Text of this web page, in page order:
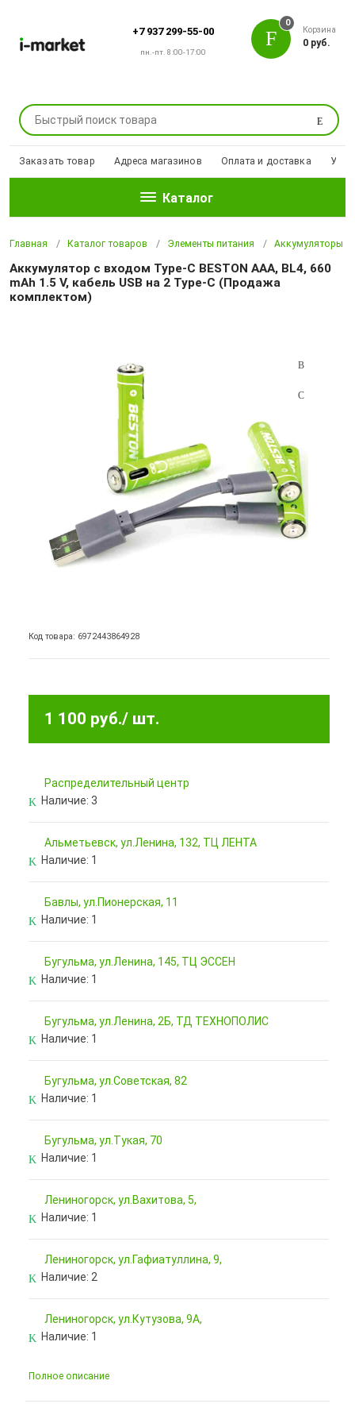
+7 937 299-55-00
пн.-пт. 8:00-17:00
Поиск
0
Корзина
0 руб.
Заказать товар Адреса магазинов Оплата и доставка
Каталог
Главная Каталог товаров Элементы питания Аккумуляторы
Аккумулятор с входом Type-C BESTON AAA, BL4, 660
mAh 1.5 V, кабель USB на 2 Type-C (Продажа
комплектом)
Код товара: 6972443864928
1 100 руб./ шт.
Pаспределительный центр
Наличие: 3
Альметьевск, ул.Ленина, 132, ТЦ ЛЕНТА
Наличие: 1
Бавлы, ул.Пионерская, 11
Наличие: 1
Бугульма, ул.Ленина, 145, ТЦ ЭССЕН
Наличие: 1
Бугульма, ул.Ленина, 2Б, ТД ТЕХНОПОЛИС
Наличие: 1
Бугульма, ул.Советская, 82
Наличие: 1
Бугульма, ул.Тукая, 70
Наличие: 1
Лениногорск, ул.Вахитова, 5,
Наличие: 1
Лениногорск, ул.Гафиатуллина, 9,
Наличие: 2
Лениногорск, ул.Кутузова, 9А,
Наличие: 1
Полное описание